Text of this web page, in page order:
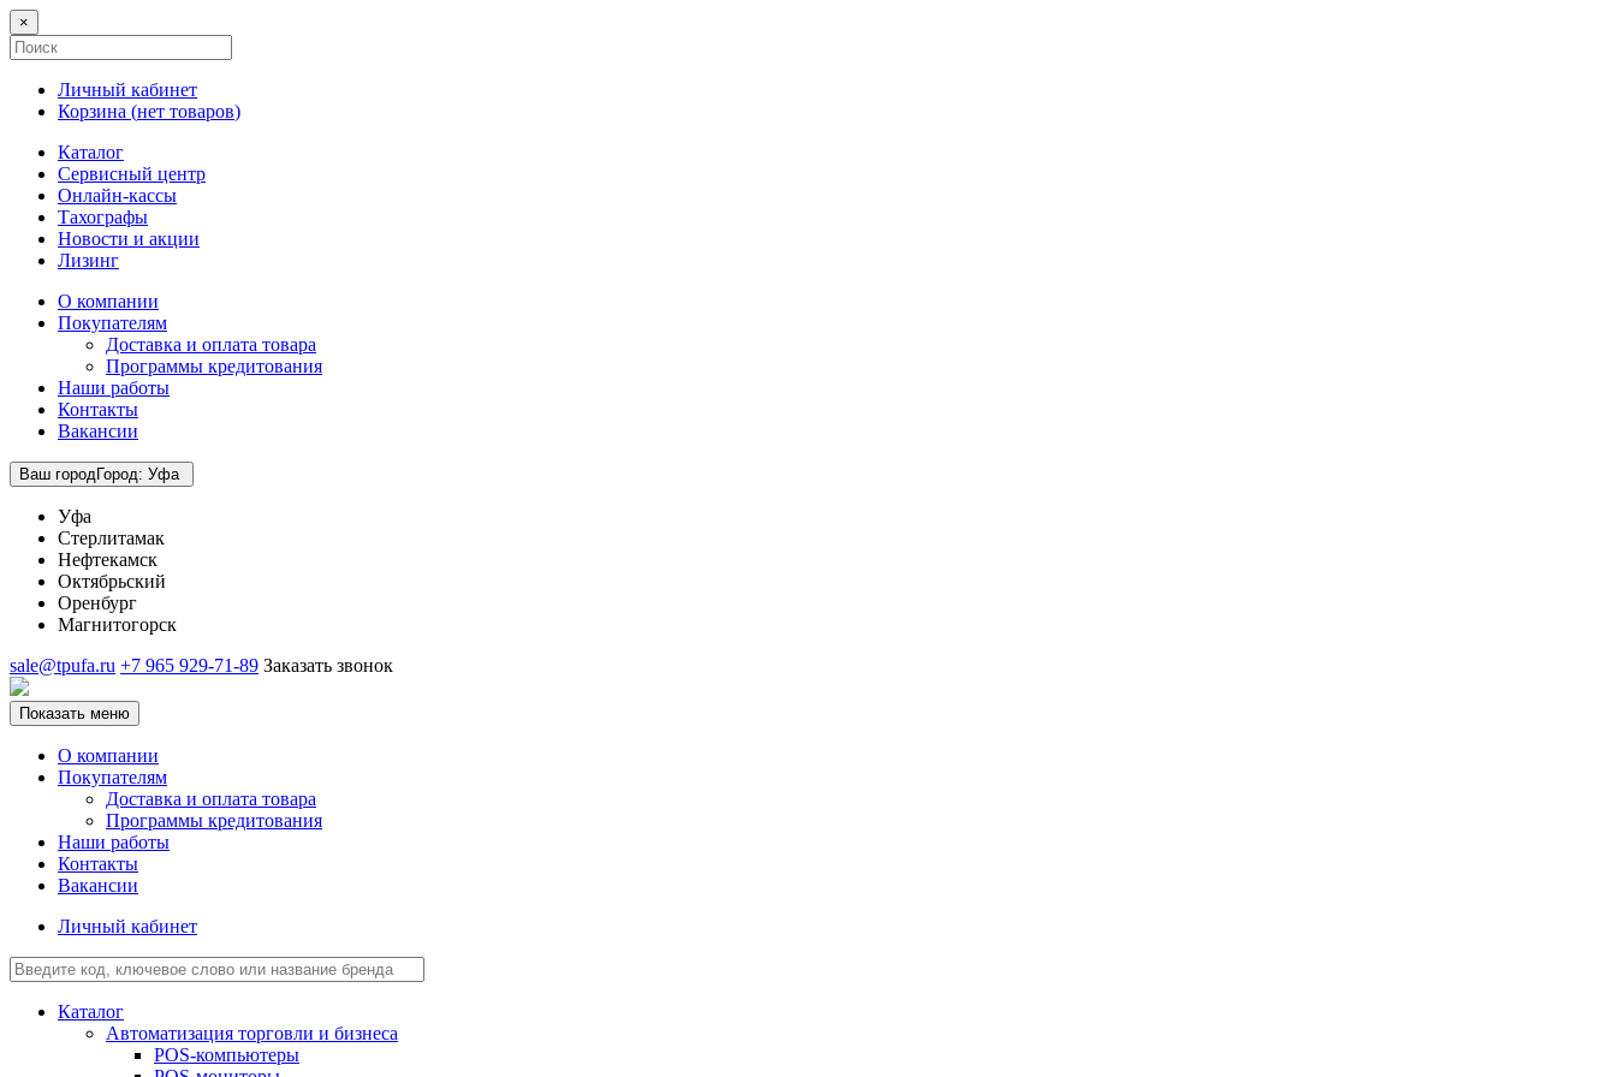
×
Личный кабинет
Корзина (нет товаров)
Каталог
Сервисный центр
Онлайн-кассы
Тахографы
Новости и акции
Лизинг
О компании
Покупателям
Доставка и оплата товара
Программы кредитования
Наши работы
Контакты
Вакансии
Ваш городГород: Уфа
Уфа
Стерлитамак
Нефтекамск
Октябрьский
Оренбург
Магнитогорск
sale@tpufa.ru +7 965 929-71-89 Заказать звонок
Показать меню
О компании
Покупателям
Доставка и оплата товара
Программы кредитования
Наши работы
Контакты
Вакансии
Личный кабинет
Каталог
Автоматизация торговли и бизнеса
POS-компьютеры